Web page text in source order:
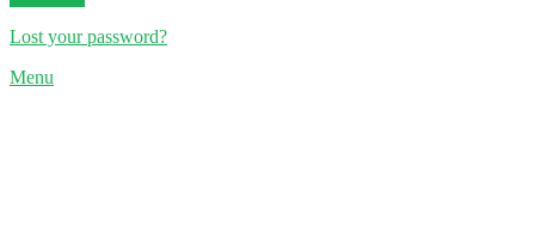
Lost your password?
Menu